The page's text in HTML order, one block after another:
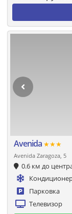
Avenida ★★★
Avenida Zaragoza, 5
0.6 км до
Парковка
Телевизор